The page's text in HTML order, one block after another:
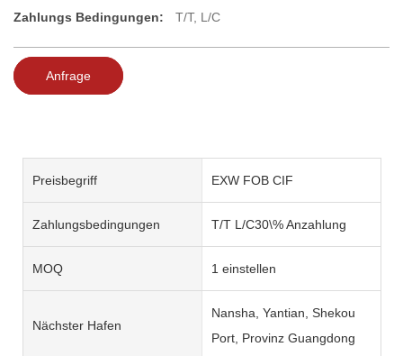
Zahlungs Bedingungen:
T/T, L/C
Anfrage
Preisbegriff EXW FOB CIF
Zahlungsbedingungen T/T L/C30\% Anzahlung
MOQ 1 einstellen
Nächster Hafen
Nansha, Yantian, Shekou
Port, Provinz Guangdong